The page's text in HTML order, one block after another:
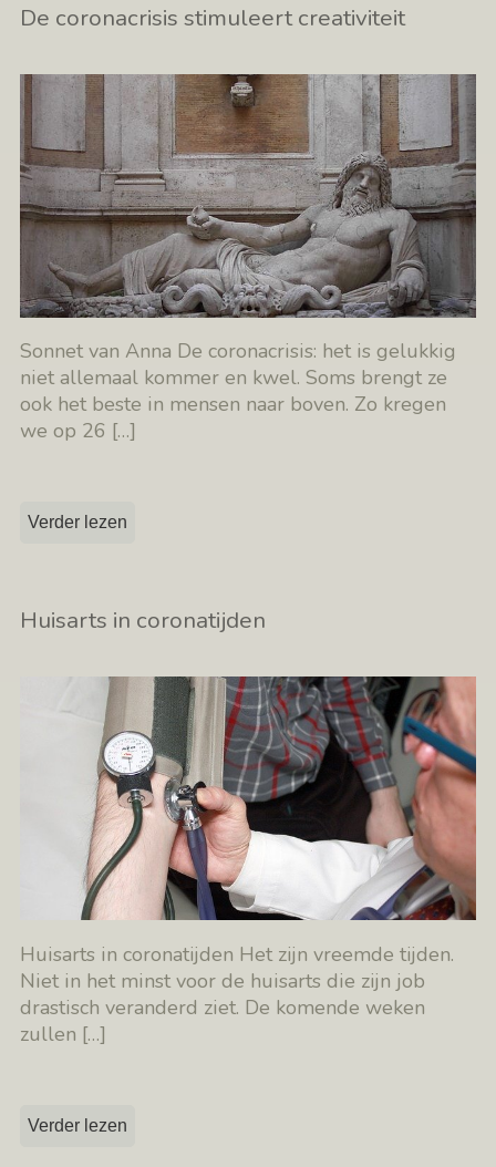
De coronacrisis stimuleert creativiteit
Sonnet van Anna De coronacrisis: het is gelukkig
niet allemaal kommer en kwel. Soms brengt ze
ook het beste in mensen naar boven. Zo kregen
we op 26 […]
Verder lezen
Huisarts in coronatijden
Huisarts in coronatijden Het zijn vreemde tijden.
Niet in het minst voor de huisarts die zijn job
drastisch veranderd ziet. De komende weken
zullen […]
Verder lezen